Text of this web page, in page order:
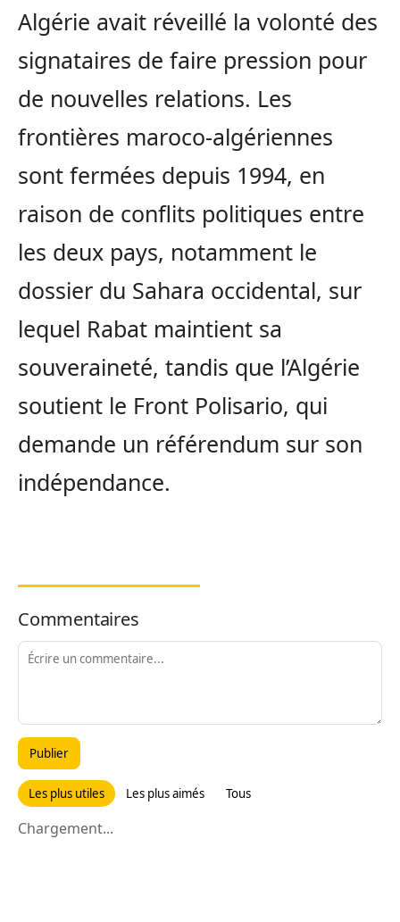
Algérie avait réveillé la volonté des
signataires de faire pression pour
de nouvelles relations. Les
frontières maroco-algériennes
sont fermées depuis 1994, en
raison de conflits politiques entre
les deux pays, notamment le
dossier du Sahara occidental, sur
lequel Rabat maintient sa
souveraineté, tandis que l’Algérie
soutient le Front Polisario, qui
demande un référendum sur son
indépendance.
Commentaires
Publier
Les plus utiles Les plus aimés Tous
Chargement...